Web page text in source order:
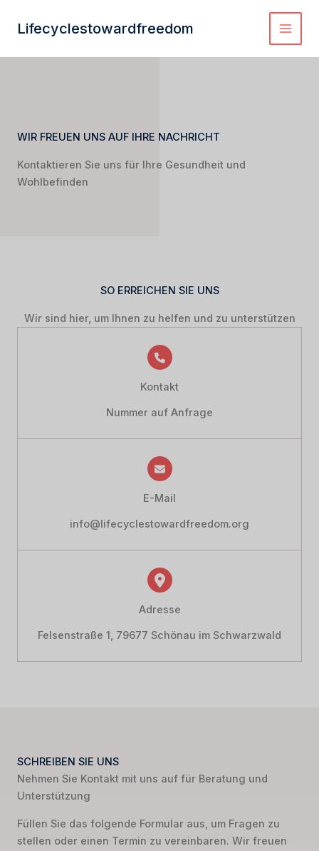
InhaltLifecyclestowardfreedom
WIR FREUEN UNS AUF IHRE NACHRICHT
Kontaktieren Sie uns für Ihre Gesundheit und
Wohlbefinden
SO ERREICHEN SIE UNS
Wir sind hier, um Ihnen zu helfen und zu unterstützen
Kontakt
Nummer auf Anfrage
E-Mail
info@lifecyclestowardfreedom.org
Adresse
Felsenstraße 1, 79677 Schönau im Schwarzwald
SCHREIBEN SIE UNS
Nehmen Sie Kontakt mit uns auf für Beratung und
Unterstützung
Füllen Sie das folgende Formular aus, um Fragen zu
stellen oder einen Termin zu vereinbaren. Wir freuen